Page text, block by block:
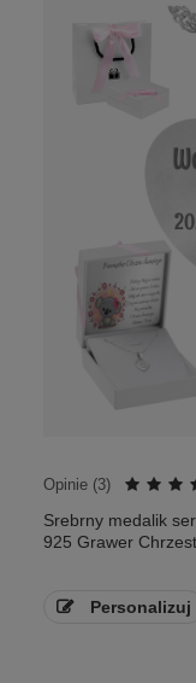
Opinie (3)
Srebrny medalik
925 Grawer
Personalizuj